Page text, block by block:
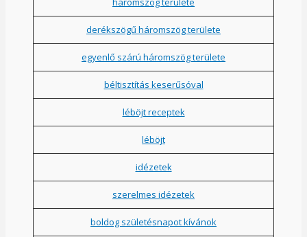
derékszögű háromszög területe
egyenlő szárú háromszög területe
béltisztítás keserűsóval
léböjt receptek
léböjt
idézetek
szerelmes idézetek
boldog születésnapot kívánok